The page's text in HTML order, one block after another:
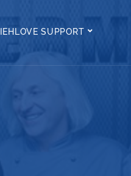
SUPPORT